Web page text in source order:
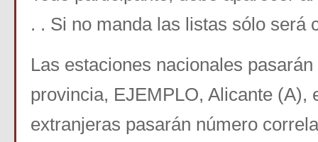
. . Si no manda las listas sólo será
Las estaciones nacionales
provincia, EJEMPLO, Alicante (A),
extranjeras pasarán número